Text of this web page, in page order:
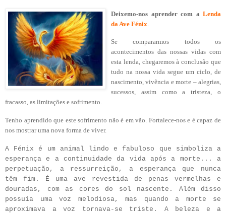
Deixemo-nos aprender com a Lenda
da Ave Fénix
Se compararmos todos os
acontecimentos das nossas vidas com
esta lenda, chegaremos à conclusão que
tudo na nossa vida segue um ciclo, de
nascimento, vivência e morte – alegrias,
sucessos, assim como a tristeza, o
fracasso, as limitações e sofrimento.
Tenho aprendido que este sofrimento não é em vão. Fortalece-nos e é capaz de
nos mostrar uma nova forma de viver.
A Fénix é um animal lindo e fabuloso que simboliza a
esperança e a continuidade da vida após a morte... a
perpetuação, a ressurreição, a esperança que nunca
têm fim. É uma ave revestida de penas vermelhas e
douradas, com as cores do sol nascente. Além disso
possuía uma voz melodiosa, mas quando a morte se
aproximava a voz tornava-se triste. A beleza e a